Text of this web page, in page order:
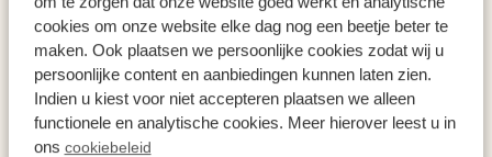
cookies om onze website elke dag nog een beetje beter te
maken. Ook plaatsen we persoonlijke cookies zodat wij u
persoonlijke content en aanbiedingen kunnen laten zien.
Indien u kiest voor niet accepteren plaatsen we alleen
functionele en analytische cookies. Meer hierover leest u in
ons cookiebeleid
Arten
Specials